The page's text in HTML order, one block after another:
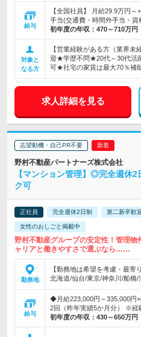
給与
【全国社員】 月給29.9万円
手当(交通費・時間外手当・資
初年度の年収： 470～710万円
対象と
なる方
【営業経験がある方（業界
迎★学歴不問★20代～30代活
可★社宅の家賃は最大70％補
求人詳細を見る
志望動機・自己PR不要
野村不動産パートナーズ株式会社
【マンション管理】◎完全週
ク可
正社員 完全週休2日制 第二新卒歓
女性のおしごと掲載中
野村不動産グループの安定性！管理物
ャリアと働きやすさで選ぶなら……
勤務地
【勤務地は希望を考慮・最寄
北海道/仙台/東京/神奈川/船橋/
給与
◆月給223,000円～335,000円
2回（昨年実績5か月分） ※経
初年度の年収： 430～650万円